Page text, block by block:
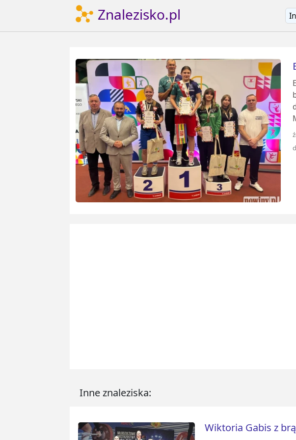
Znalezisko.pl
Inne znaleziska:
Wiktoria Gabis z